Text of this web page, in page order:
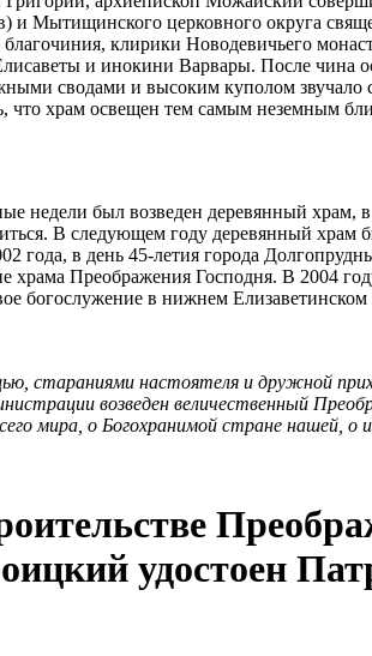
Мытищинского церковного округа
клирики Новодевичьего
и инокини Варвары. После чина
сводами и высоким куполом звучало
что храм освещен тем самым неземным
недели был возведен деревянный храм,
В следующем году деревянный храм
года, в день 45-летия города
храма Преображения Господня. В 2004
богослужение в нижнем
стараниями настоятеля и дружной
возведен величественный
мира, о Богохранимой стране нашей, о
удостоен